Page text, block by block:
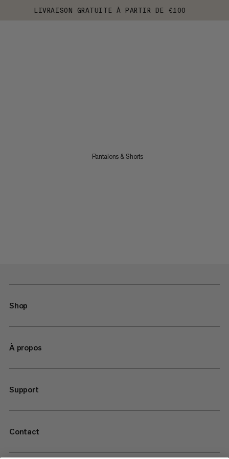
LIVRAISON GRATUITE À PARTIR DE €100
Pantalons & Shorts
Shop
À propos
Support
Contact